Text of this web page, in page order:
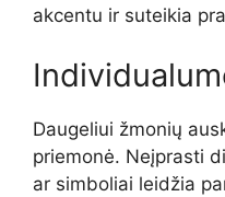
akcentu ir suteikia
Daugeliui žmonių
priemonė. Neįprasti
ar simboliai leidžia